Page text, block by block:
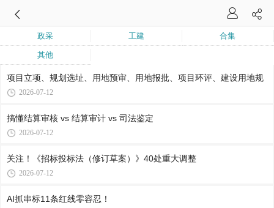
政采 工建 合集
其他
项目立项、规划选址、用地预审、用地报批、项目环评、建设用地规
2026-07-12
搞懂结算审核 vs 结算审计 vs 司法鉴定
2026-07-12
关注！《招标投标法（修订草案）》40处重大调整
2026-07-12
AI抓串标11条红线零容忍！